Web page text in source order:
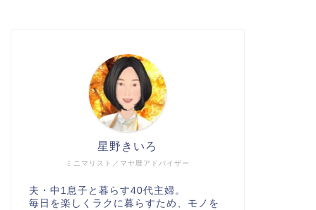
ミニマリスト／マヤ暦アドバイザー
星野きいろ
夫・中1息子と暮らす40代主婦。
毎日を楽しくラクに暮らすため、モノを